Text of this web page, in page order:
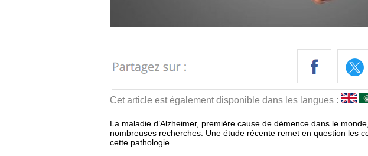
Cet article est également disponible dans les langues :
La maladie d’Alzheimer, première cause de démence dans le
nombreuses recherches. Une étude récente remet en question les
cette pathologie.